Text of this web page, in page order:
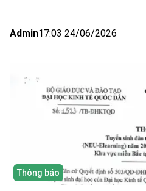
Admin17:03 24/06/2026
Thông báo